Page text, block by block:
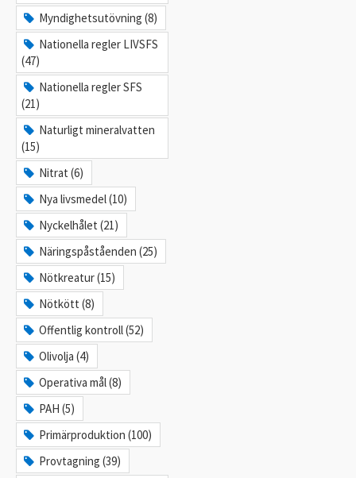
Myndighetsutövning (8)
Nationella regler LIVSFS
(47)
Nationella regler SFS
(21)
Naturligt mineralvatten
(15)
Nitrat (6)
Nya livsmedel (10)
Nyckelhålet (21)
Näringspåståenden (25)
Nötkreatur (15)
Nötkött (8)
Offentlig kontroll (52)
Olivolja (4)
Operativa mål (8)
PAH (5)
Primärproduktion (100)
Provtagning (39)